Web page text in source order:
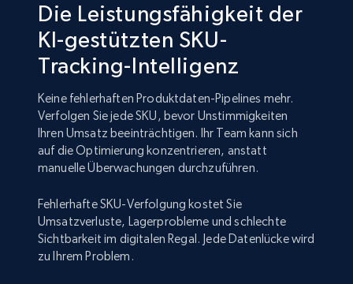
Die Leistungsfähigkeit der
KI-gestützten SKU-
Tracking-Intelligenz
Keine fehlerhaften Produktdaten-Pipelines mehr.
Verfolgen Sie jede SKU, bevor Unstimmigkeiten
Ihren Umsatz beeinträchtigen. Ihr Team kann sich
auf die Optimierung konzentrieren, anstatt
manuelle Überwachungen durchzuführen.
Fehlerhafte SKU-Verfolgung kostet Sie
Umsatzverluste, Lagerprobleme und schlechte
Sichtbarkeit im digitalen Regal. Jede Datenlücke wird
zu Ihrem Problem.